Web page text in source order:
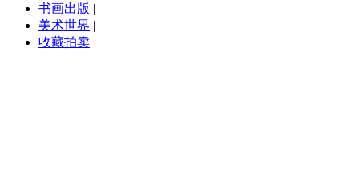
书画出版 |
美术世界 |
收藏拍卖